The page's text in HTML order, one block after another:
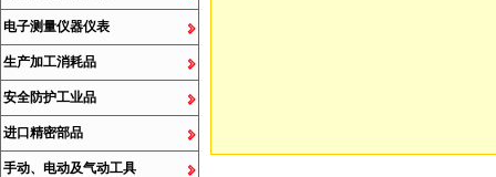
电子测量仪器仪表
生产加工消耗品
安全防护工业品
进口精密部品
手动、电动及气动工具